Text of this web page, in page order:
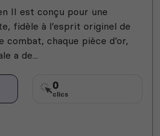
II est conçu pour une
fidèle à l’esprit originel de
combat, chaque pièce d’or,
a de...
0
clics